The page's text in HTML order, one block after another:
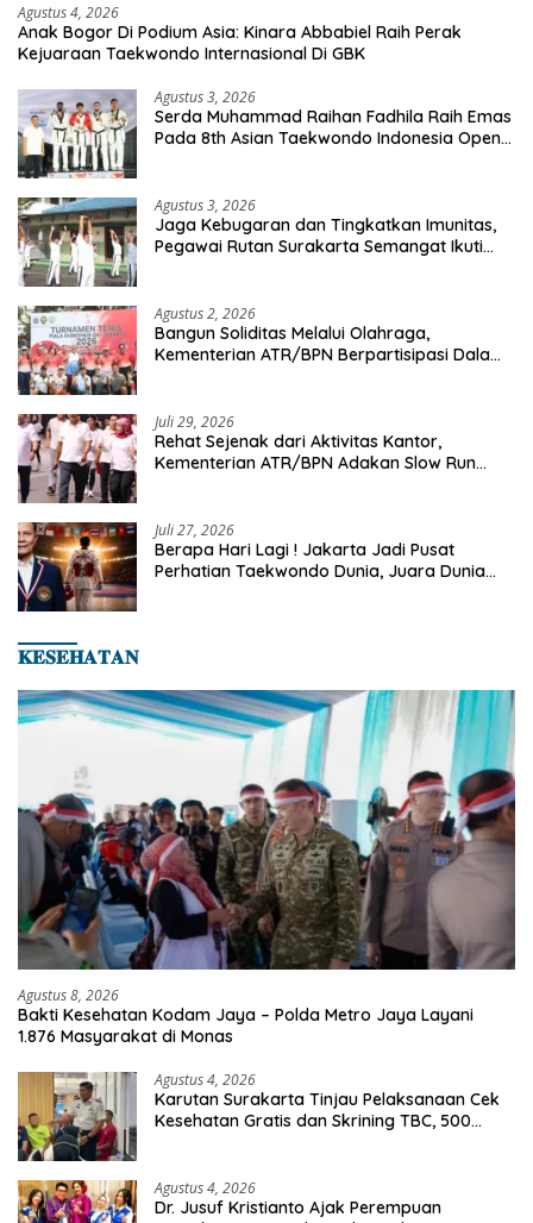
Agustus 4, 2026
Anak Bogor Di Podium Asia: Kinara Abbabiel Raih Perak
Kejuaraan Taekwondo Internasional Di GBK
Agustus 3, 2026
Serda Muhammad Raihan Fadhila Raih Emas
Pada 8th Asian Taekwondo Indonesia Open
Agustus 3, 2026
Jaga Kebugaran dan Tingkatkan Imunitas,
Pegawai Rutan Surakarta Semangat Ikuti
Agustus 2, 2026
Bangun Soliditas Melalui Olahraga,
Kementerian ATR/BPN Berpartisipasi Dalam
Juli 29, 2026
Rehat Sejenak dari Aktivitas Kantor,
Kementerian ATR/BPN Adakan Slow Run
Juli 27, 2026
Berapa Hari Lagi ! Jakarta Jadi Pusat
Perhatian Taekwondo Dunia, Juara Dunia
𝐊𝐄𝐒𝐄𝐇𝐀𝐓𝐀𝐍
Agustus 8, 2026
Bakti Kesehatan Kodam Jaya – Polda Metro Jaya Layani
1.876 Masyarakat di Monas
Agustus 4, 2026
Karutan Surakarta Tinjau Pelaksanaan Cek
Kesehatan Gratis dan Skrining TBC, 500
Agustus 4, 2026
Dr. Jusuf Kristianto Ajak Perempuan